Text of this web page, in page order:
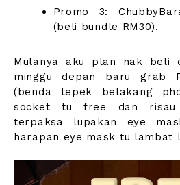
Promo 3:
(beli bundle RM30).
Mulanya aku plan nak beli
minggu depan baru grab
(benda tepek belakang
socket tu free dan risau
terpaksa lupakan eye
harapan eye mask tu lambat